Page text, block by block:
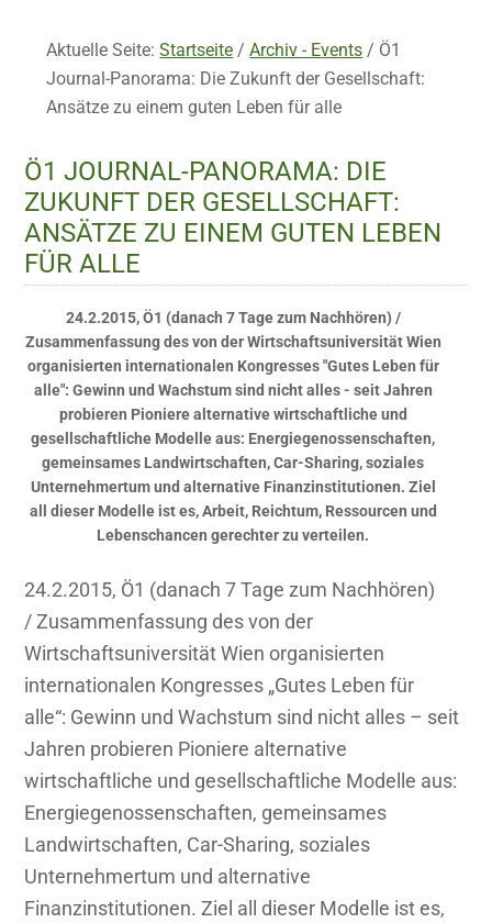
Aktuelle Seite:Startseite / Archiv - Events / Ö1
Journal-Panorama: Die Zukunft der Gesellschaft:
Ansätze zu einem guten Leben für alle
Ö1 JOURNAL-PANORAMA: DIE
ZUKUNFT DER GESELLSCHAFT:
ANSÄTZE ZU EINEM GUTEN LEBEN
FÜR ALLE
24.2.2015, Ö1 (danach 7 Tage zum Nachhören) /
Zusammenfassung des von der Wirtschaftsuniversität Wien
organisierten internationalen Kongresses "Gutes Leben für
alle": Gewinn und Wachstum sind nicht alles - seit Jahren
probieren Pioniere alternative wirtschaftliche und
gesellschaftliche Modelle aus: Energiegenossenschaften,
gemeinsames Landwirtschaften, Car-Sharing, soziales
Unternehmertum und alternative Finanzinstitutionen. Ziel
all dieser Modelle ist es, Arbeit, Reichtum, Ressourcen und
Lebenschancen gerechter zu verteilen.
24.2.2015, Ö1 (danach 7 Tage zum Nachhören)
/ Zusammenfassung des von der
Wirtschaftsuniversität Wien organisierten
internationalen Kongresses „Gutes Leben für
alle“: Gewinn und Wachstum sind nicht alles – seit
Jahren probieren Pioniere alternative
wirtschaftliche und gesellschaftliche Modelle aus:
Energiegenossenschaften, gemeinsames
Landwirtschaften, Car-Sharing, soziales
Unternehmertum und alternative
Finanzinstitutionen. Ziel all dieser Modelle ist es,